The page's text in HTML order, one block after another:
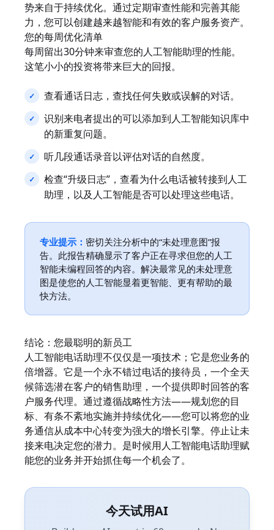
势来自于持续优化。通过定期审查性能和完善其能
力，您可以创建越来越智能和有效的客户服务资产。
您的每周优化清单
每周留出30分钟来审查您的人工智能助理的性能。
这笔小小的投资将带来巨大的回报。
查看通话日志，查找任何失败或误解的对话。
识别来电者提出的可以添加到人工智能知识库中
的新重复问题。
听几段通话录音以评估对话的自然度。
检查“升级日志”，查看为什么电话被转接到人工
助理，以及人工智能是否可以处理这些电话。
专业提示： 密切关注分析中的“未处理意图”报
告。此报告精确显示了客户正在寻求但您的人工
智能未编程回答的内容。解决最常见的未处理意
图是使您的人工智能显着更智能、更有帮助的最
快方法。
结论：您最聪明的新员工
人工智能电话助理不仅仅是一项技术；它是您业务的
倍增器。它是一个永不错过电话的接待员，一个全天
候筛选潜在客户的销售助理，一个提供即时回答的客
户服务代理。通过遵循战略性方法——规划您的目
标、有条不紊地实施并持续优化——您可以将您的业
务通信从成本中心转变为强大的增长引擎。停止让未
接来电决定您的潜力。是时候用人工智能电话助理赋
能您的业务并开始抓住每一个机会了。
今天试用AI